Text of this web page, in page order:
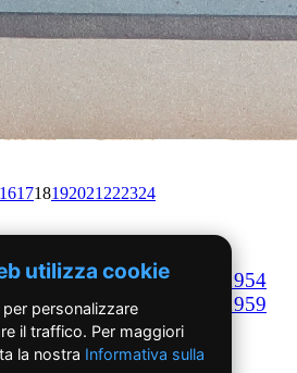
161718192021 222324
Anno1952 Anno1953 1954
Anno1957Anno1958 1959
utilizza cookie
personalizzare
il traffico. Per maggiori
la nostra Informativa sulla